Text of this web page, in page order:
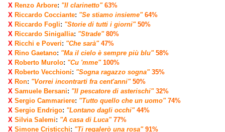
X Renzo Arbore: "Il clarinetto"63%
X Riccardo Cocciante: "Se stiamo insieme"64%
X Riccardo Fogli: "Storie di tutti i giorni"50%
X Riccardo Sinigallia: "Strade"80%
X Ricchi e Poveri: "Che sarà"47%
X Rino Gaetano: "Ma il cielo è sempre più blu"58%
X Roberto Murolo: "Cu 'mme"100%
X Roberto Vecchioni: "Sogna ragazzo sogna" 35%
X Ron: "Vorrei incontrarti fra cent'anni"50%
X Samuele Bersani: "Il pescatore di asterischi"32%
X Sergio Cammariere: "Tutto quello che un uomo"74%
X Sergio Endrigo: "Lontano dagli occhi"44%
X Silvia Salemi: "A casa di Luca"77%
X Simone Cristicchi: "Ti regalerò una rosa"91%